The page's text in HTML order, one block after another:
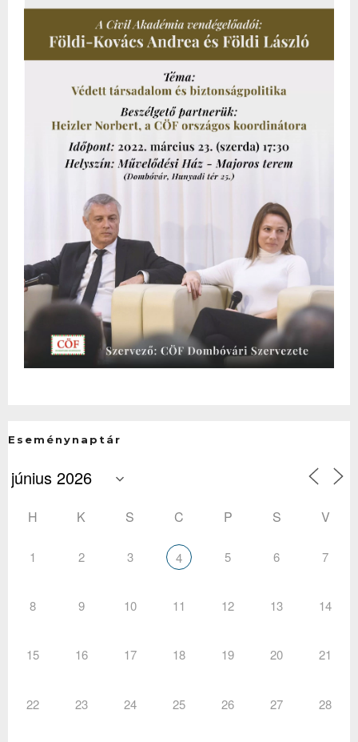
Eseménynaptár
H K S C P S V
1 2 3 4 5 6 7
8 9 10 11 12 13 14
15 16 17 18 19 20 21
22 23 24 25 26 27 28